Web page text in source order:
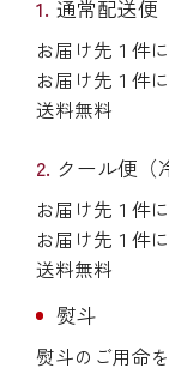
通常配送便
お届け先１件
お届け先１件
送料無料
クール便（
お届け先１件
お届け先１件
送料無料
熨斗
熨斗のご用命